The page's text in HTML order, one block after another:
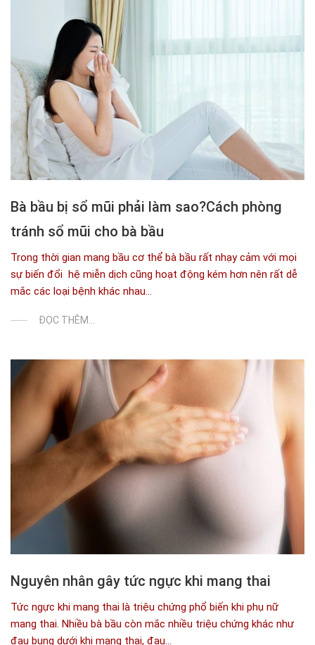
Bà bầu bị sổ mũi phải làm sao?Cách phòng
tránh sổ mũi cho bà bầu
Trong thời gian mang bầu cơ thể bà bầu rất nhạy cảm với mọi
sự biến đổi hệ miễn dịch cũng hoạt động kém hơn nên rất dễ
mắc các loại bệnh khác nhau...
ĐỌC THÊM...
Nguyên nhân gây tức ngực khi mang thai
Tức ngực khi mang thai là triệu chứng phổ biến khi phụ nữ
mang thai. Nhiều bà bầu còn mắc nhiều triệu chứng khác như
đau bụng dưới khi mang thai, đau...